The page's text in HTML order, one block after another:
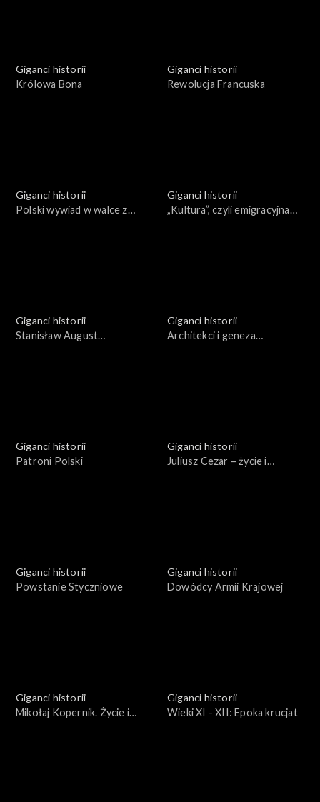
Giganci historii
Królowa Bona
Giganci historii
Rewolucja Francuska
Giganci historii
Polski wywiad w walce z
Giganci historii
„Kultura”, czyli emigracyjna
Giganci historii
Stanisław August
Giganci historii
Architekci i geneza
Giganci historii
Patroni Polski
Giganci historii
Juliusz Cezar – życie i
Giganci historii
Powstanie Styczniowe
Giganci historii
Dowódcy Armii Krajowej
Giganci historii
Mikołaj Kopernik. Życie i
Giganci historii
Wieki XI - XII: Epoka krucjat